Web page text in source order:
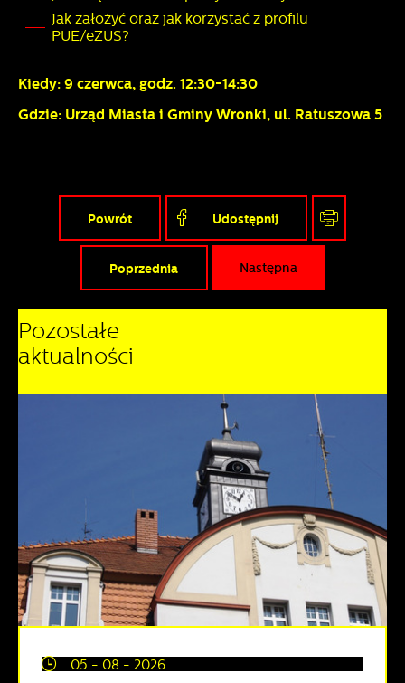
Jak założyć oraz jak korzystać z profilu
PUE/eZUS?
Kiedy: 9 czerwca, godz. 12:30-14:30
Gdzie: Urząd Miasta i Gminy Wronki, ul. Ratuszowa 5
Powrót Udostępnij
Poprzednia Następna
Pozostałe
aktualności
05 - 08 - 2026
pojawić się na stronach podmiotów trzecich lub firm
będących naszymi partnerami oraz innych dostawców usług.
nasze treści w postaci wiadomości, ofert, komunikatów
mediów społecznościowych.